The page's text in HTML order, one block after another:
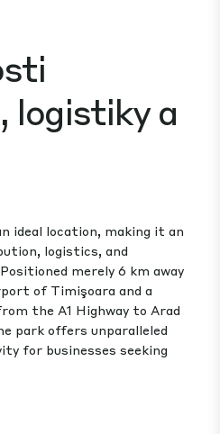
logistiky a
ideal location, making it an
logistics, and
merely 6 km away
of Timişoara and a
the A1 Highway to Arad
park offers unparalleled
for businesses seeking